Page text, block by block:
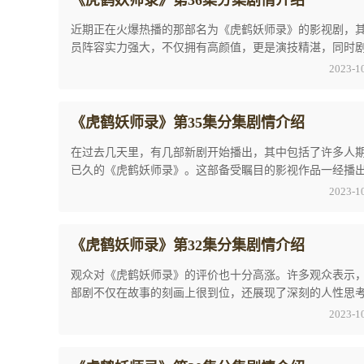
近期正在火爆热播的那部名为《虎鹤妖师录》的影视剧，
员阵容实力强大，不仅拥有高颜值，更是演技精湛，同时
2023-
《虎鹤妖师录》第35集分集剧情介绍
在过去几天里，有几部新剧开始播出，其中包括了许多人
已久的《虎鹤妖师录》。这部备受瞩目的影视作品一经播
2023-
《虎鹤妖师录》第32集分集剧情介绍
观众对《虎鹤妖师录》的评价也十分高涨。许多观众表示
部剧不仅在故事的刻画上很到位，还展现了深刻的人性思
2023-